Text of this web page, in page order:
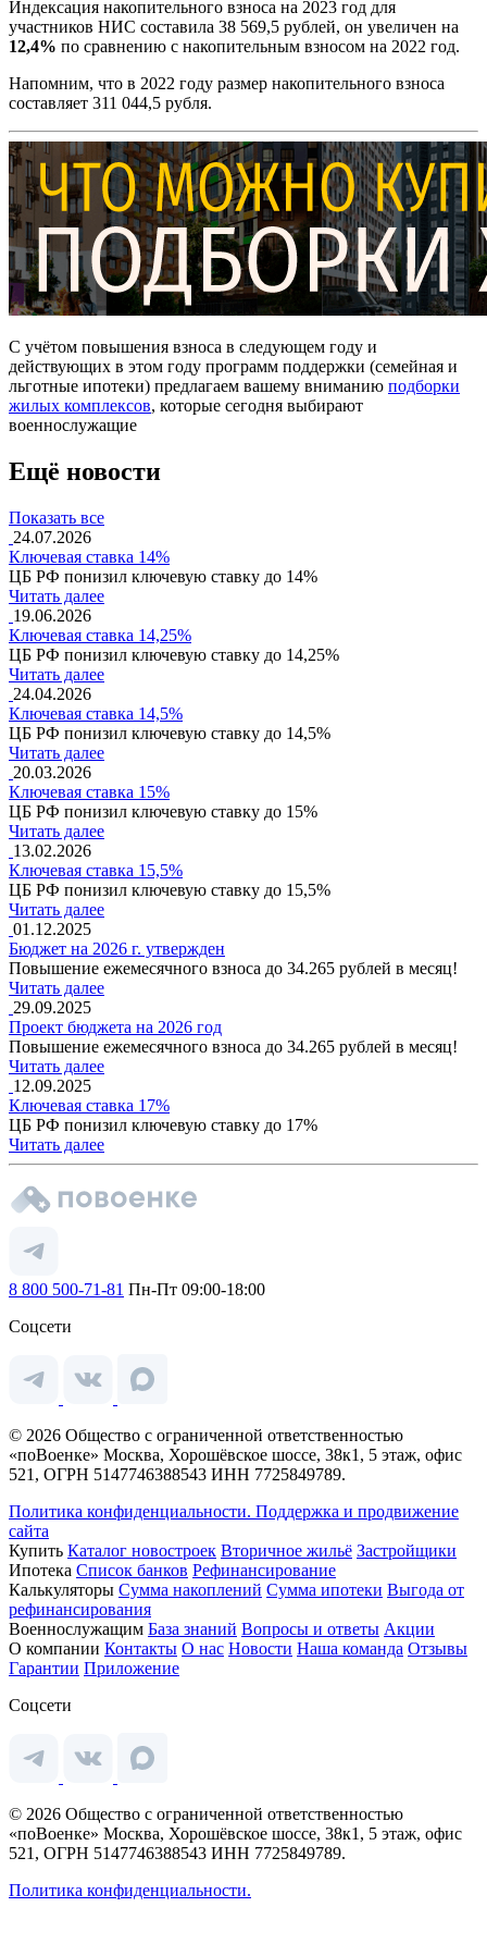
Индексация накопительного взноса на 2023 год для
участников НИС составила 38 569,5 рублей, он увеличен на
12,4% по сравнению с накопительным взносом на 2022 год.
Напомним, что в 2022 году размер накопительного взноса
составляет 311 044,5 рубля.
С учётом повышения взноса в следующем году и
действующих в этом году программ поддержки (семейная и
льготные ипотеки) предлагаем вашему вниманию подборки
жилых комплексов, которые сегодня выбирают
военнослужащие
Ещё новости
Показать все
24.07.2026
Ключевая ставка 14%
ЦБ РФ понизил ключевую ставку до 14%
Читать далее
19.06.2026
Ключевая ставка 14,25%
ЦБ РФ понизил ключевую ставку до 14,25%
Читать далее
24.04.2026
Ключевая ставка 14,5%
ЦБ РФ понизил ключевую ставку до 14,5%
Читать далее
20.03.2026
Ключевая ставка 15%
ЦБ РФ понизил ключевую ставку до 15%
Читать далее
13.02.2026
Ключевая ставка 15,5%
ЦБ РФ понизил ключевую ставку до 15,5%
Читать далее
01.12.2025
Бюджет на 2026 г. утвержден
Повышение ежемесячного взноса до 34.265 рублей в месяц!
Читать далее
29.09.2025
Проект бюджета на 2026 год
Повышение ежемесячного взноса до 34.265 рублей в месяц!
Читать далее
12.09.2025
Ключевая ставка 17%
ЦБ РФ понизил ключевую ставку до 17%
Читать далее
8 800 500-71-81 Пн-Пт 09:00-18:00
Соцсети
© 2026 Общество с ограниченной ответственностью
«поВоенке» Москва, Хорошёвское шоссе, 38к1, 5 этаж, офис
521, ОГРН 5147746388543 ИНН 7725849789.
Политика конфиденциальности. Поддержка и продвижение
сайта
Купить Каталог новостроек Вторичное жильё Застройщики
Ипотека Список банков Рефинансирование
Калькуляторы Сумма накоплений Сумма ипотеки Выгода от
рефинансирования
Военнослужащим База знаний Вопросы и ответы Акции
О компании Контакты О нас Новости Наша команда Отзывы
Гарантии Приложение
Соцсети
© 2026 Общество с ограниченной ответственностью
«поВоенке» Москва, Хорошёвское шоссе, 38к1, 5 этаж, офис
521, ОГРН 5147746388543 ИНН 7725849789.
Политика конфиденциальности.